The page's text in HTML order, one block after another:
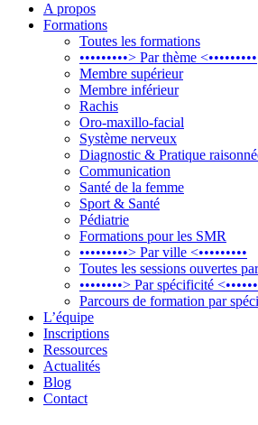
A propos
Formations
Toutes les formations
•••••••••> Par thème <•••••••••
Membre supérieur
Membre inférieur
Rachis
Oro-maxillo-facial
Système nerveux
Diagnostic & Pratique
Communication
Santé de la femme
Sport & Santé
Pédiatrie
Formations pour les SMR
•••••••••> Par ville <•••••••••
Toutes les sessions ouvertes
••••••••> Par spécificité
Parcours de formation par
L’équipe
Inscriptions
Ressources
Actualités
Blog
Contact